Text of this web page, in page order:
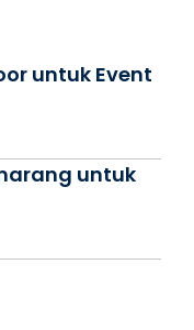
untuk Event
untuk